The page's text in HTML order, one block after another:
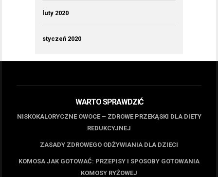
luty 2020
styczeń 2020
WARTO SPRAWDZIĆ
NISKOKALORYCZNE OWOCE – ZDROWE PRZEKĄSKI DLA DIETY
REDUKCYJNEJ
ZASADY ZDROWEGO ODŻYWIANIA DLA DZIECI
KOMOSA JAK GOTOWAĆ: PRZEPISY I SPOSOBY GOTOWANIA
KOMOSY RYŻOWEJ